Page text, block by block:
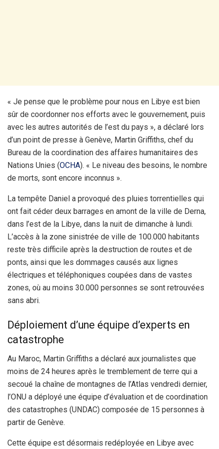
« Je pense que le problème pour nous en Libye est bien
sûr de coordonner nos efforts avec le gouvernement, puis
avec les autres autorités de l’est du pays », a déclaré lors
d’un point de presse à Genève, Martin Griffiths, chef du
Bureau de la coordination des affaires humanitaires des
Nations Unies (OCHA). « Le niveau des besoins, le nombre
de morts, sont encore inconnus ».
La tempête Daniel a provoqué des pluies torrentielles qui
ont fait céder deux barrages en amont de la ville de Derna,
dans l’est de la Libye, dans la nuit de dimanche à lundi.
L’accès à la zone sinistrée de ville de 100.000 habitants
reste très difficile après la destruction de routes et de
ponts, ainsi que les dommages causés aux lignes
électriques et téléphoniques coupées dans de vastes
zones, où au moins 30.000 personnes se sont retrouvées
sans abri.
Déploiement d’une équipe d’experts en
catastrophe
Au Maroc, Martin Griffiths a déclaré aux journalistes que
moins de 24 heures après le tremblement de terre qui a
secoué la chaîne de montagnes de l’Atlas vendredi dernier,
l’ONU a déployé une équipe d’évaluation et de coordination
des catastrophes (UNDAC) composée de 15 personnes à
partir de Genève.
Cette équipe est désormais redéployée en Libye avec